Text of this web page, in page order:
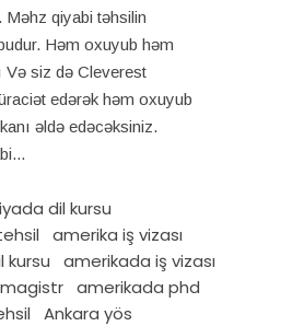
Məhz qiyabi təhsilin
Həm oxuyub həm
Və siz də Cleverest
edərək həm oxuyub
əldə edəcəksiniz.
dil kursu
amerika iş vizası
kursu
amerikada iş vizası
amerikada phd
Ankara yös